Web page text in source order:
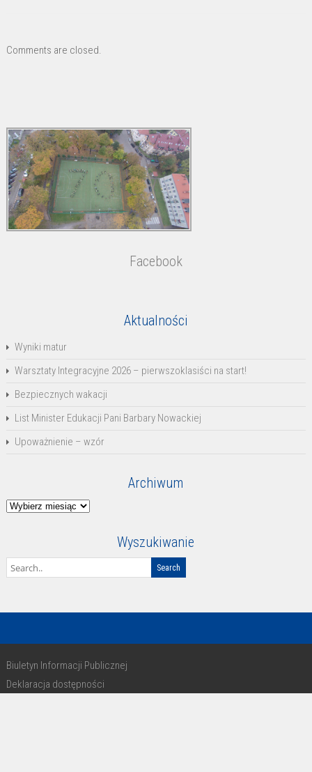
Comments are closed.
Facebook
Aktualności
Wyniki matur
Warsztaty Integracyjne 2026 – pierwszoklasiści na start!
Bezpiecznych wakacji
List Minister Edukacji Pani Barbary Nowackiej
Upoważnienie – wzór
Archiwum
Archiwum
Wyszukiwanie
Biuletyn Informacji Publicznej
Deklaracja dostępności